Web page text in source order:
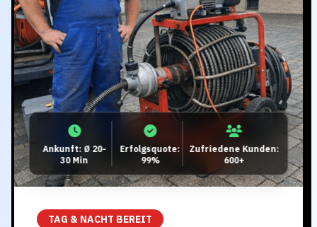
Ankunft: Ø 20-
30 Min
Erfolgsquote:
99%
Zufriedene Kunden:
600+
TAG & NACHT BEREIT